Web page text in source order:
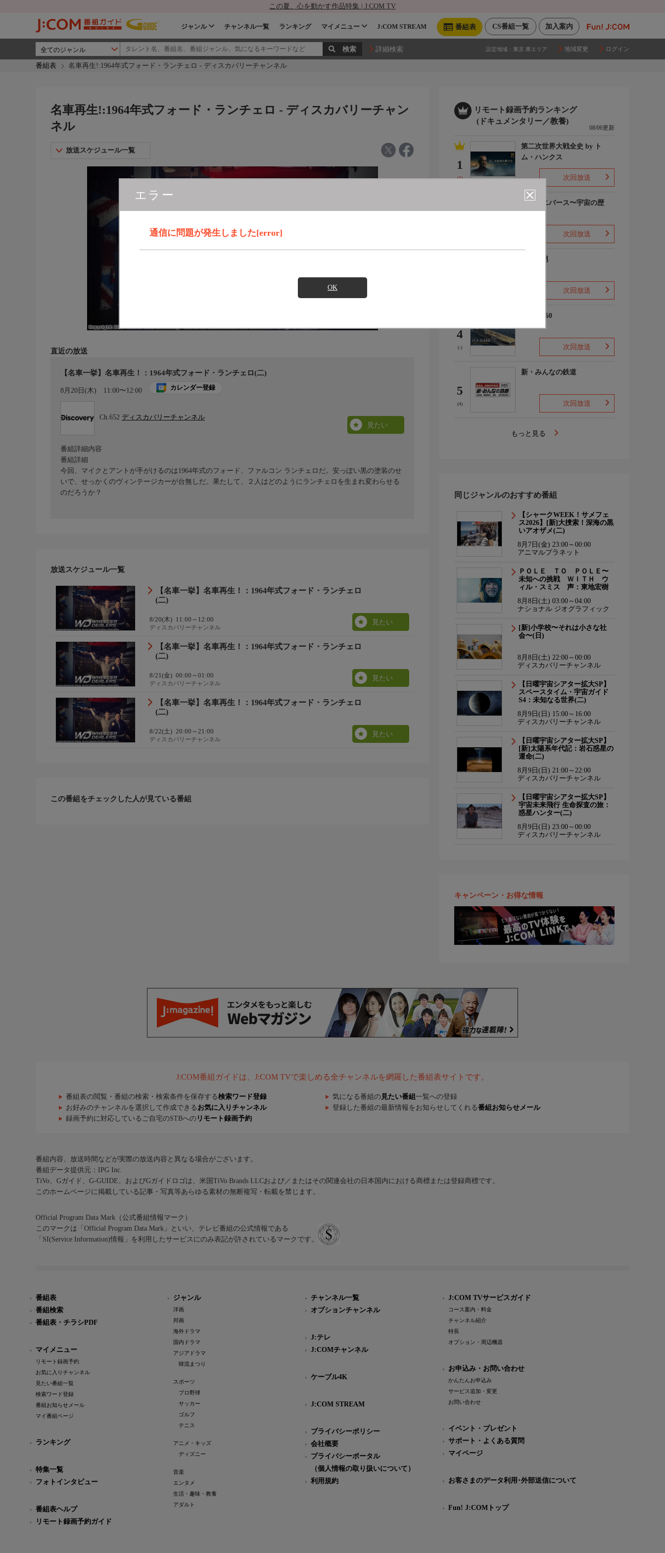
この夏、心を動かす作品特集 | J:COM TV
加入案内
CS番組一覧
番組表
ジャンル チャンネル一覧 ランキング マイメニュー J:COM STREAM
詳細検索 設定地域： 東京 東エリア 地域変更 ログイン
番組表 名車再生!:1964年式フォード・ランチェロ - ディスカバリーチャンネル
エラー
通信に問題が発生しました[error]
OK
名車再生!:1964年式フォード・ランチェロ - ディスカバリーチャン
ネル
放送スケジュール一覧
直近の放送
【名車一挙】名車再生！：1964年式フォード・ランチェロ(二)
8月20日(木) 11:00〜12:00 カレンダー登録
Ch.652 ディスカバリーチャンネル
見たい
番組詳細内容
番組詳細
今回、マイクとアントが手がけるのは1964年式のフォード、ファルコン ランチェロだ。安っぽい黒の塗装のせ
いで、せっかくのヴィンテージカーが台無しだ。果たして、２人はどのようにランチェロを生まれ変わらせる
のだろうか？
放送スケジュール一覧
【名車一挙】名車再生！：1964年式フォード・ランチェロ
(二)
8/20(木) 11:00～12:00
ディスカバリーチャンネル
見たい
【名車一挙】名車再生！：1964年式フォード・ランチェロ
(二)
8/21(金) 00:00～01:00
ディスカバリーチャンネル
見たい
【名車一挙】名車再生！：1964年式フォード・ランチェロ
(二)
8/22(土) 20:00～21:00
ディスカバリーチャンネル
見たい
この番組をチェックした人が見ている番組
リモート録画予約ランキング
(ドキュメンタリー／教養)
08/06更新
1
(1)
第二次世界大戦全史 by ト
ム・ハンクス
次回放送
ザ・ユニバース〜宇宙の歴
次回放送
ザ・森男
次回放送
4
(-)
バトル360
次回放送
5
(4)
新・みんなの鉄道
次回放送
もっと見る
同じジャンルのおすすめ番組
【シャークWEEK！サメフェ
ス2026】[新]大捜索！深海の黒
いアオザメ(二)
8月7日(金) 23:00～00:00
アニマルプラネット
ＰＯＬＥ ＴＯ ＰＯＬＥ〜
未知への挑戦 ＷＩＴＨ ウ
ィル・スミス 声：東地宏樹
8月8日(土) 03:00～04:00
ナショナル ジオグラフィック
[新]小学校〜それは小さな社
会〜(日)
8月8日(土) 22:00～00:00
ディスカバリーチャンネル
【日曜宇宙シアター拡大SP】
スペースタイム・宇宙ガイド
S4：未知なる世界(二)
8月9日(日) 15:00～16:00
ディスカバリーチャンネル
【日曜宇宙シアター拡大SP】
[新]太陽系年代記：岩石惑星の
運命(二)
8月9日(日) 21:00～22:00
ディスカバリーチャンネル
【日曜宇宙シアター拡大SP】
宇宙未来飛行 生命探査の旅：
惑星ハンター(二)
8月9日(日) 23:00～00:00
ディスカバリーチャンネル
キャンペーン・お得な情報
J:COM番組ガイドは、J:COM TVで楽しめる全チャンネルを網羅した番組表サイトです。
番組表の閲覧・番組の検索・検索条件を保存する検索ワード登録 気になる番組の 見たい番組 一覧への登録
お好みのチャンネルを選択して作成できる お気に入りチャンネル 登録した番組の最新情報をお知らせしてくれる番組お知らせメール
録画予約に対応しているご自宅のSTBへの リモート録画予約
番組内容、放送時間などが実際の放送内容と異なる場合がございます。
番組データ提供元：IPG Inc.
TiVo、Gガイド、G-GUIDE、およびGガイドロゴは、米国TiVo Brands LLCおよび／またはその関連会社の日本国内における商標または登録商標です。
このホームページに掲載している記事・写真等あらゆる素材の無断複写・転載を禁じます。
Official Program Data Mark（公式番組情報マーク）
このマークは「Official Program Data Mark」といい、テレビ番組の公式情報である
「SI(Service Information)情報」を利用したサービスにのみ表記が許されているマークです。
番組表
番組検索
番組表・チラシPDF
マイメニュー
リモート録画予約
お気に入りチャンネル
見たい番組一覧
検索ワード登録
番組お知らせメール
マイ番組ページ
ランキング
特集一覧
フォトインタビュー
番組表ヘルプ
リモート録画予約ガイド
ジャンル
洋画
邦画
海外ドラマ
国内ドラマ
アジアドラマ
韓流まつり
スポーツ
プロ野球
サッカー
ゴルフ
テニス
アニメ・キッズ
ディズニー
音楽
エンタメ
生活・趣味・教養
アダルト
チャンネル一覧
オプションチャンネル
J:テレ
J:COMチャンネル
ケーブル4K
J:COM STREAM
プライバシーポリシー
会社概要
プライバシーポータル
（個人情報の取り扱いについて）
利用規約
J:COM TVサービスガイド
コース案内・料金
チャンネル紹介
特長
オプション・周辺機器
お申込み・お問い合わせ
かんたんお申込み
サービス追加・変更
お問い合わせ
イベント・プレゼント
サポート・よくある質問
マイページ
お客さまのデータ利用･外部送信について
Fun! J:COMトップ